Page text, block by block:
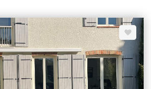
commerces et écoles. Climatisation
et plomberie refaites à neuves. AUCUN
Affaire rare et de qualité. Vous n'avez
UNIQUEMENT CHEZ PM
HONORAIRES CHARGE